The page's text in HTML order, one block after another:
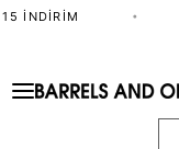
İNDIRIM •